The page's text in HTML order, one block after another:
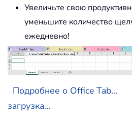
Увеличьте свою
уменьшите количество
ежедневно!
Подробнее о Office Tab...
загрузка...